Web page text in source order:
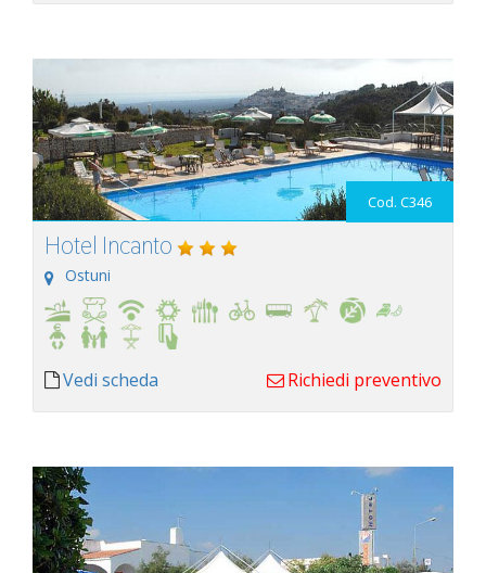
Cod. C346
Hotel Incanto
Ostuni
Vedi scheda Richiedi preventivo